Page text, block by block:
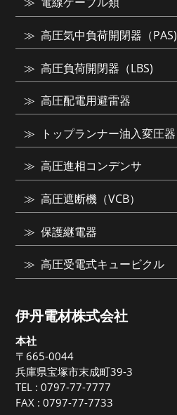
伊丹電材株式会社
本社
〒665-0044
兵庫県宝塚市末成町39-3
TEL :0797-77-7777
FAX : 0797-77-7733
高圧気中負荷開閉器（PAS)
高圧負荷開閉器（LBS)
高圧配電用避雷器
トップランナー油入変圧器
高圧進相コンデンサ
高圧遮断機（VCB）
保護継電器
高圧受電式キュービクル